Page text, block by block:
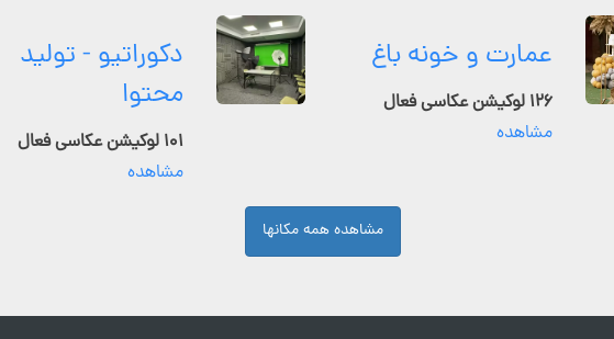
عمارت و خونه باغ
۱۲۶ لوکیشن عکاسی فعال
مشاهده
دکوراتیو - تولید
محتوا
۱۰۱ لوکیشن عکاسی فعال
مشاهده
مشاهده همه مکانها